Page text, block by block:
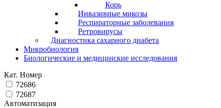
Корь
Инвазивные микозы
Респираторные заболевания
Ретровирусы
Диагностика сахарного диабета
Микробиология
Биологические и медицинские исследования
Кат. Номер
72686
72687
Автоматизация